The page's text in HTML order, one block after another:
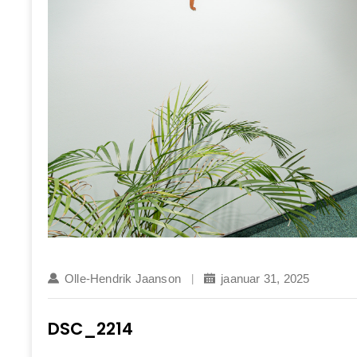
Olle-Hendrik Jaanson jaanuar 31, 2025
DSC_2214